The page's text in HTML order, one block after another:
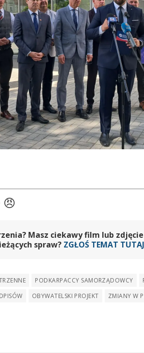
Masz ciekawy film lub
spraw? ZGŁOŚ TEMAT TUTAJ
PODKARPACCY SAMORZĄDOWCY
OBYWATELSKI PROJEKT ZMIANY W